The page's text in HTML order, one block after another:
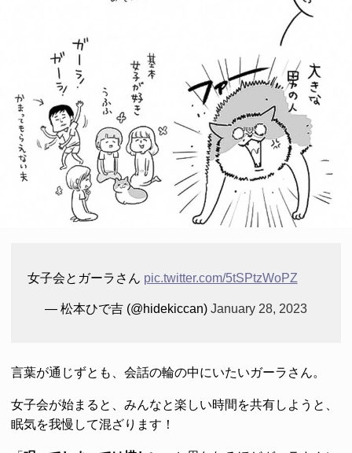
女子会とガーラさん pic.twitter.com/5tSPtzWoPZ
— 松本ひで吉 (@hidekiccan) January 28, 2023
言葉が通じずとも、会話の輪の中にいたいガーラさん。
女子会が始まると、みんなと楽しい時間を共有しようと、
眠気を我慢して混ざります！